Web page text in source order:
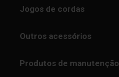
Jogos de cordas
Outros acessórios
Produtos de manutenção